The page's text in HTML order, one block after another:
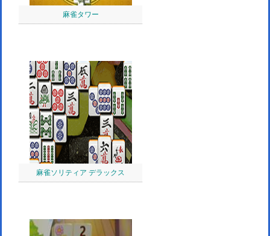
麻雀タワー
麻雀ソリティア デラックス